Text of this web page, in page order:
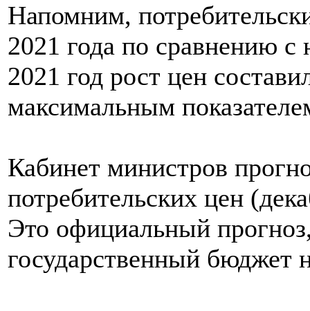
Напомним,
2021 года по сравнению
2021 год рост цен
максимальным
Кабинет министров
потребительских цен
Это официальный
государственный бюджет